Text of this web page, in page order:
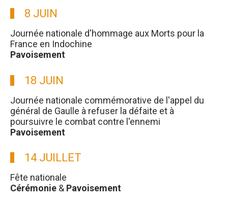
8 JUIN
Journée nationale d'hommage aux Morts pour la
France en Indochine
Pavoisement
18 JUIN
Journée nationale commémorative de l'appel du
général de Gaulle à refuser la défaite et à
poursuivre le combat contre l'ennemi
Pavoisement
14 JUILLET
Fête nationale
Cérémonie & Pavoisement